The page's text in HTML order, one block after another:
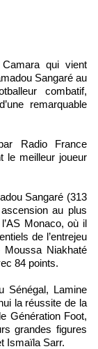
Sangaré au
combatif,
remarquable
Radio France
le meilleur joueur
Sangaré (313
au plus
Monaco, où il
de l’entrejeu
Niakhaté
84 points.
Sénégal, Lamine
la réussite de la
Génération Foot,
grandes figures
Ismaïla Sarr.